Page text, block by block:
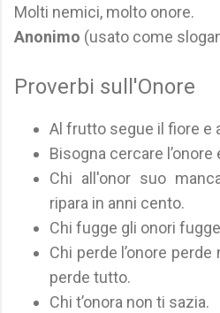
Molti nemici, molto onore.
Anonimo (usato come
Proverbi sull'Onore
Al frutto segue il fiore e
Bisogna cercare l’onore
Chi all'onor suo
ripara in anni cento.
Chi fugge gli onori fugge
Chi perde l’onore
perde tutto.
Chi t’onora non ti sazia.